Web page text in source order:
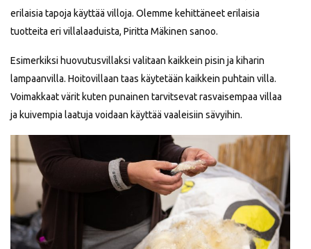
erilaisia tapoja käyttää villoja. Olemme kehittäneet erilaisia
tuotteita eri villalaaduista, Piritta Mäkinen sanoo.
Esimerkiksi huovutusvillaksi valitaan kaikkein pisin ja kiharin
lampaanvilla. Hoitovillaan taas käytetään kaikkein puhtain villa.
Voimakkaat värit kuten punainen tarvitsevat rasvaisempaa villaa
ja kuivempia laatuja voidaan käyttää vaaleisiin sävyihin.